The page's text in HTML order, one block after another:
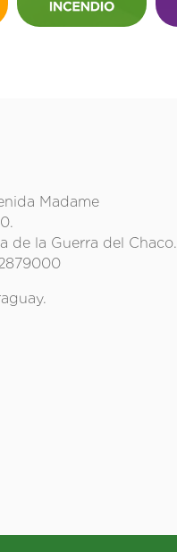
Madame
de la Guerra del Chaco.